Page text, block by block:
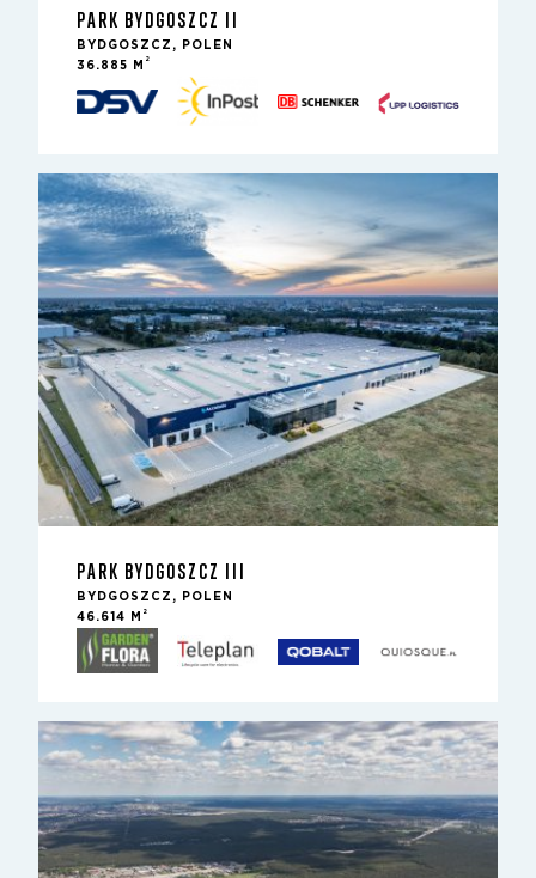
PARK BYDGOSZCZ II
BYDGOSZCZ, POLEN
36.885 M
2
PARK BYDGOSZCZ III
BYDGOSZCZ, POLEN
46.614 M
2